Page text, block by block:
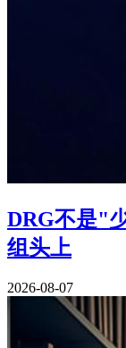
DRG不是"
组头上
2026-08-07